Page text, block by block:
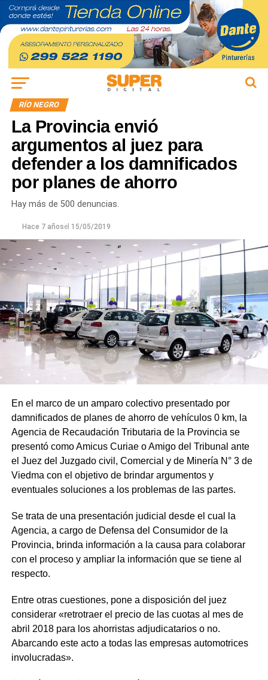
RÍO NEGRO
La Provincia envió
argumentos al juez para
defender a los damnificados
por planes de ahorro
Hay más de 500 denuncias.
Hace 7 añosel 15/05/2019
En el marco de un amparo colectivo presentado por
damnificados de planes de ahorro de vehículos 0 km, la
Agencia de Recaudación Tributaria de la Provincia se
presentó como Amicus Curiae o Amigo del Tribunal ante
el Juez del Juzgado civil, Comercial y de Minería N° 3 de
Viedma con el objetivo de brindar argumentos y
eventuales soluciones a los problemas de las partes.
Se trata de una presentación judicial desde el cual la
Agencia, a cargo de Defensa del Consumidor de la
Provincia, brinda información a la causa para colaborar
con el proceso y ampliar la información que se tiene al
respecto.
Entre otras cuestiones, pone a disposición del juez
considerar «retrotraer el precio de las cuotas al mes de
abril 2018 para los ahorristas adjudicatarios o no.
Abarcando este acto a todas las empresas automotrices
involucradas».